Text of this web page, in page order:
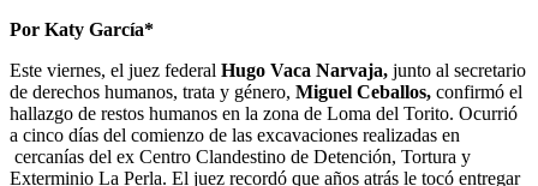
Por Katy García*
Este viernes, el juez federal Hugo Vaca Narvaja, junto al secretario
de derechos humanos, trata y género, Miguel Ceballos, confirmó el
hallazgo de restos humanos en la zona de Loma del Torito. Ocurrió
a cinco días del comienzo de las excavaciones realizadas en
cercanías del ex Centro Clandestino de Detención, Tortura y
Exterminio La Perla. El juez recordó que años atrás le tocó entregar